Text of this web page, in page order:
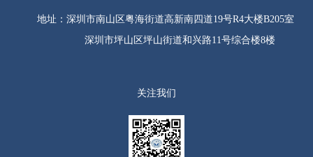
地址： 深圳市南山区粤海街道高新南四道19号R4大楼B205室
深圳市坪山区坪山街道和兴路11号综合楼8楼
关注我们